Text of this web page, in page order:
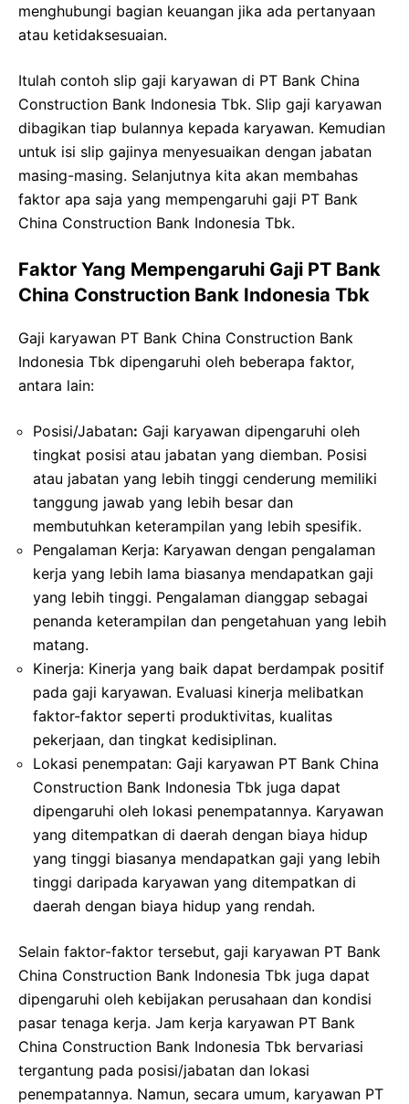
menghubungi bagian keuangan jika ada pertanyaan
atau ketidaksesuaian.
Itulah contoh slip gaji karyawan di PT Bank China
Construction Bank Indonesia Tbk. Slip gaji karyawan
dibagikan tiap bulannya kepada karyawan. Kemudian
untuk isi slip gajinya menyesuaikan dengan jabatan
masing-masing. Selanjutnya kita akan membahas
faktor apa saja yang mempengaruhi gaji PT Bank
China Construction Bank Indonesia Tbk.
Faktor Yang Mempengaruhi Gaji PT Bank
China Construction Bank Indonesia Tbk
Gaji karyawan PT Bank China Construction Bank
Indonesia Tbk dipengaruhi oleh beberapa faktor,
antara lain:
Posisi/Jabatan: Gaji karyawan dipengaruhi oleh
tingkat posisi atau jabatan yang diemban. Posisi
atau jabatan yang lebih tinggi cenderung memiliki
tanggung jawab yang lebih besar dan
membutuhkan keterampilan yang lebih spesifik.
Pengalaman Kerja: Karyawan dengan pengalaman
kerja yang lebih lama biasanya mendapatkan gaji
yang lebih tinggi. Pengalaman dianggap sebagai
penanda keterampilan dan pengetahuan yang lebih
matang.
Kinerja: Kinerja yang baik dapat berdampak positif
pada gaji karyawan. Evaluasi kinerja melibatkan
faktor-faktor seperti produktivitas, kualitas
pekerjaan, dan tingkat kedisiplinan.
Lokasi penempatan: Gaji karyawan PT Bank China
Construction Bank Indonesia Tbk juga dapat
dipengaruhi oleh lokasi penempatannya. Karyawan
yang ditempatkan di daerah dengan biaya hidup
yang tinggi biasanya mendapatkan gaji yang lebih
tinggi daripada karyawan yang ditempatkan di
daerah dengan biaya hidup yang rendah.
Selain faktor-faktor tersebut, gaji karyawan PT Bank
China Construction Bank Indonesia Tbk juga dapat
dipengaruhi oleh kebijakan perusahaan dan kondisi
pasar tenaga kerja. Jam kerja karyawan PT Bank
China Construction Bank Indonesia Tbk bervariasi
tergantung pada posisi/jabatan dan lokasi
penempatannya. Namun, secara umum, karyawan PT